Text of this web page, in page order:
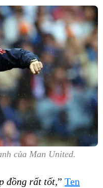
của Man United.
đồng rất tốt,” Ten